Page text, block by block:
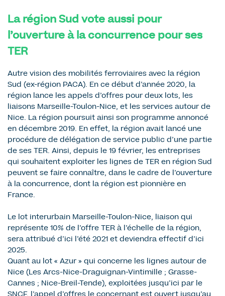
La région Sud vote aussi pour
l’ouverture à la concurrence pour ses
TER
Autre vision des mobilités ferroviaires avec la région
Sud (ex-région PACA). En ce début d’année 2020, la
région lance les appels d’offres pour deux lots, les
liaisons Marseille-Toulon-Nice, et les services autour de
Nice. La région poursuit ainsi son programme annoncé
en décembre 2019. En effet, la région avait lancé une
procédure de délégation de service public d’une partie
de ses TER. Ainsi, depuis le 19 février, les entreprises
qui souhaitent exploiter les lignes de TER en région Sud
peuvent se faire connaître, dans le cadre de l’ouverture
à la concurrence, dont la région est pionnière en
France.
Le lot interurbain Marseille-Toulon-Nice, liaison qui
représente 10% de l’offre TER à l’échelle de la région,
sera attribué d’ici l’été 2021 et deviendra effectif d’ici
2025.
Quant au lot « Azur » qui concerne les lignes autour de
Nice (Les Arcs-Nice-Draguignan-Vintimille ; Grasse-
Cannes ; Nice-Breil-Tende), exploitées jusqu’ici par le